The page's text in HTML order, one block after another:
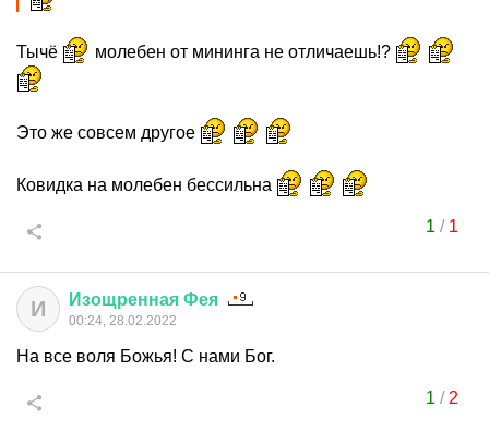
Тычё молебен от мининга не отличаешь!?
Это же совсем другое
Ковидка на молебен бессильна
1 / 1
И Изощренная Фея
00:24, 28.02.2022
На все воля Божья! С нами Бог.
1 / 2